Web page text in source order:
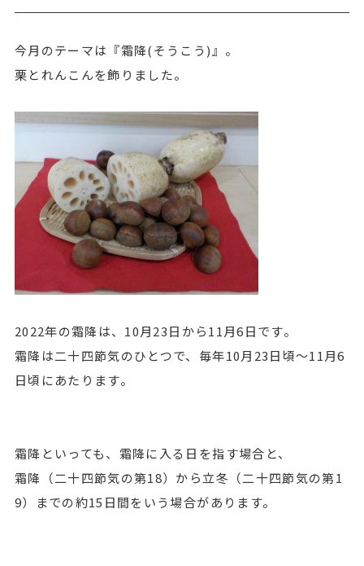
今月のテーマは『霜降(そうこう)』。
栗とれんこんを飾りました。
2022年の霜降は、10月23日から11月6日です。
霜降は二十四節気のひとつで、毎年10月23日頃～11月6
日頃にあたります。
霜降といっても、霜降に入る日を指す場合と、
霜降（二十四節気の第18）から立冬（二十四節気の第1
9）までの約15日間をいう場合があります。